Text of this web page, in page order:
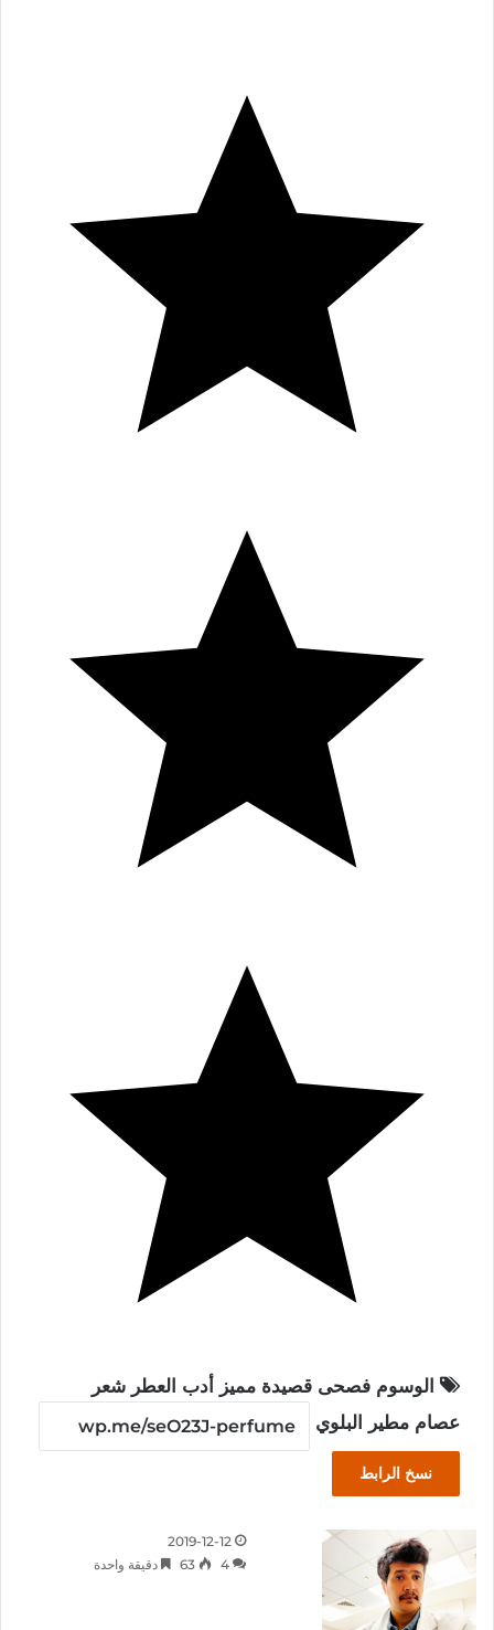
الوسوم فصحى قصيدة مميز أدب العطر شعر
عصام مطير البلوي
نسخ الرابط
2019-12-12
4
63 دقيقة واحدة